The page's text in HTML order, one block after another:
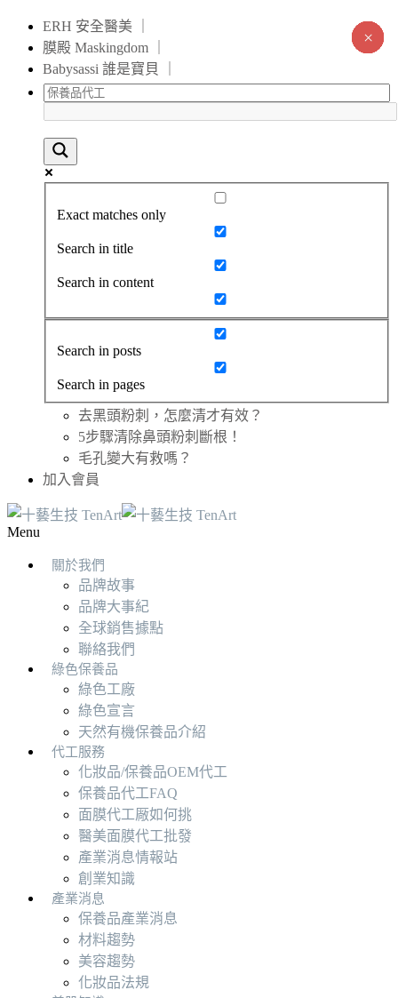
ERH 安全醫美 ｜
膜殿 Maskingdom ｜
Babysassi 誰是寶貝 ｜
Exact matches only
Search in title
Search in content
Search in posts
Search in pages
去黑頭粉刺，怎麼清才有效？
5步驟清除鼻頭粉刺斷根！
毛孔變大有救嗎？
加入會員
Menu
關於我們
品牌故事
品牌大事紀
全球銷售據點
聯絡我們
綠色保養品
綠色工廠
綠色宣言
天然有機保養品介紹
代工服務
化妝品/保養品OEM代工
保養品代工FAQ
面膜代工厰如何挑
醫美面膜代工批發
產業消息情報站
創業知識
產業消息
保養品產業消息
材料趨勢
美容趨勢
化妝品法規
×
×
×
×
×
×
×
×
×
×
×
×
×
×